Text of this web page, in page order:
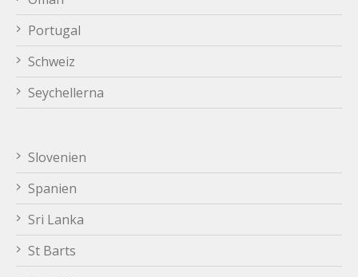
Portugal
Schweiz
Seychellerna
Slovenien
Spanien
Sri Lanka
St Barts